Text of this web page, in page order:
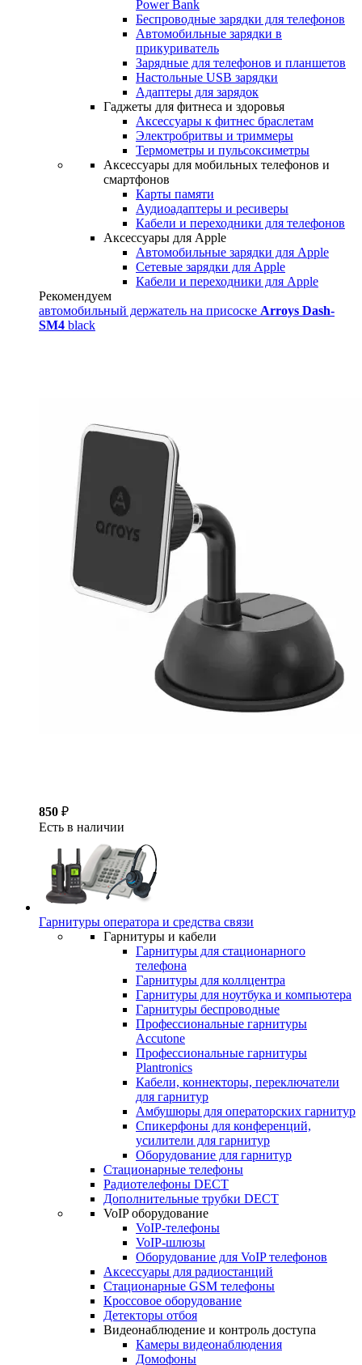
Power Bank
Беспроводные зарядки для телефонов
Автомобильные зарядки в
прикуриватель
Зарядные для телефонов и планшетов
Настольные USB зарядки
Адаптеры для зарядок
Гаджеты для фитнеса и здоровья
Аксессуары к фитнес браслетам
Электробритвы и триммеры
Термометры и пульсоксиметры
Аксессуары для мобильных телефонов и
смартфонов
Карты памяти
Аудиоадаптеры и ресиверы
Кабели и переходники для телефонов
Аксессуары для Apple
Автомобильные зарядки для Apple
Сетевые зарядки для Apple
Кабели и переходники для Apple
Рекомендуем
автомобильный держатель на присоске Arroys Dash-
SM4 black
850 ₽
Есть в наличии
Гарнитуры оператора и средства связи
Гарнитуры и кабели
Гарнитуры для стационарного
телефона
Гарнитуры для коллцентра
Гарнитуры для ноутбука и компьютера
Гарнитуры беспроводные
Профессиональные гарнитуры
Accutone
Профессиональные гарнитуры
Plantronics
Кабели, коннекторы, переключатели
для гарнитур
Амбушюры для операторских гарнитур
Cпикерфоны для конференций,
усилители для гарнитур
Оборудование для гарнитур
Стационарные телефоны
Радиотелефоны DECT
Дополнительные трубки DECT
VoIP оборудование
VoIP-телефоны
VoIP-шлюзы
Оборудование для VoIP телефонов
Аксессуары для радиостанций
Стационарные GSM телефоны
Кроссовое оборудование
Детекторы отбоя
Видеонаблюдение и контроль доступа
Камеры видеонаблюдения
Домофоны